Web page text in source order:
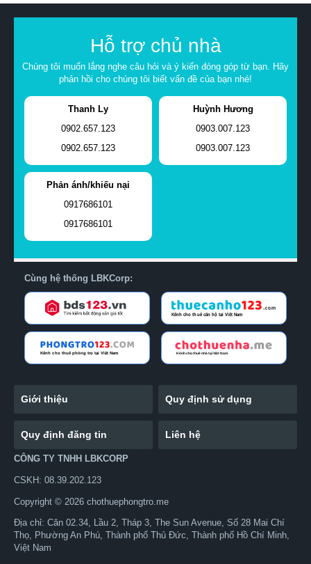
Hỗ trợ chủ nhà
Chúng tôi muốn lắng nghe câu hỏi và ý kiến đóng góp từ bạn. Hãy
phản hồi cho chúng tôi biết vấn đề của bạn nhé!
Thanh Ly
0902.657.123
0902.657.123
Huỳnh Hương
0903.007.123
0903.007.123
Phản ánh/khiếu nại
0917686101
0917686101
Cùng hệ thống LBKCorp:
Giới thiệu Quy định sử dụng
Quy định đăng tin Liên hệ
CÔNG TY TNHH LBKCORP
CSKH: 08.39.202.123
Copyright © 2026 chothuephongtro.me
Địa chỉ: Căn 02.34, Lầu 2, Tháp 3, The Sun Avenue, Số 28 Mai Chí
Thọ, Phường An Phú, Thành phố Thủ Đức, Thành phố Hồ Chí Minh,
Việt Nam